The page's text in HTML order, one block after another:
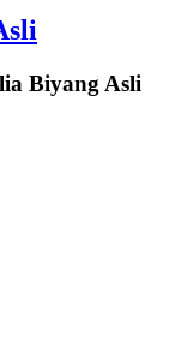
Biyang Asli